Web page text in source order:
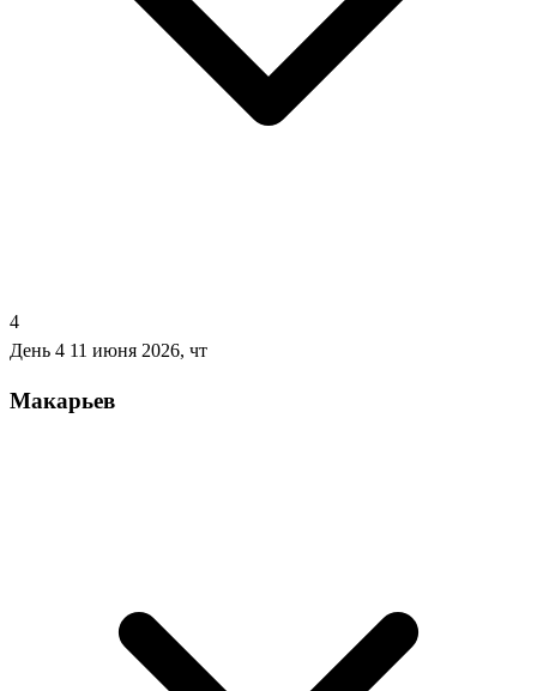
4
День 4 11 июня 2026, чт
Макарьев